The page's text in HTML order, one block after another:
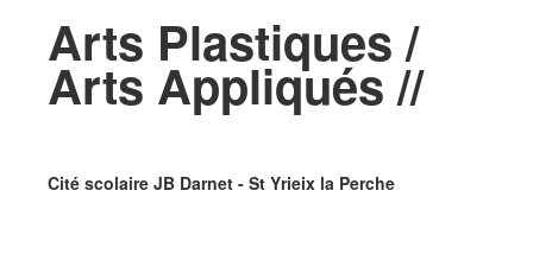
Arts Plastiques /
Arts Appliqués //
Cité scolaire JB Darnet - St Yrieix la Perche